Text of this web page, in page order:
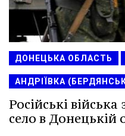
ДОНЕЦЬКА ОБЛАСТЬ
АНДРІЇВКА
Російські
село в Донецькій